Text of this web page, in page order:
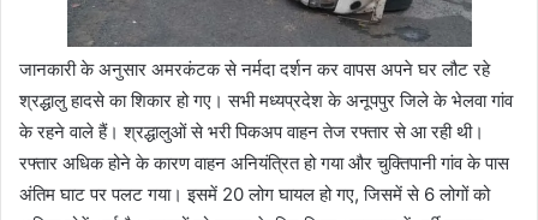
जानकारी के अनुसार अमरकंटक से नर्मदा दर्शन कर वापस अपने घर लौट रहे
श्रद्धालु हादसे का शिकार हो गए। सभी मध्यप्रदेश के अनूपपुर जिले के भेलवा गांव
के रहने वाले हैं। श्रद्धालुओं से भरी पिकअप वाहन तेज रफ्तार से आ रही थी।
रफ्तार अधिक होने के कारण वाहन अनियंत्रित हो गया और चुक्तिपानी गांव के पास
अंतिम घाट पर पलट गया। इसमें 20 लोग घायल हो गए, जिसमें से 6 लोगों को